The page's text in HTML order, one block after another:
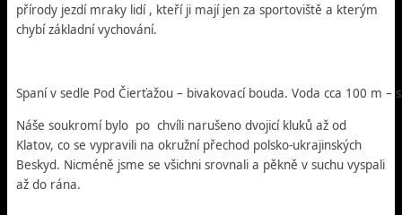
přírody jezdí mraky lidí , kteří ji mají jen za sportoviště a kterým
chybí základní vychování.
Spaní v sedle Pod Čierťažou – bivakovací bouda. Voda cca 100 m –
Náše soukromí bylo po chvíli narušeno dvojicí kluků až od
Klatov, co se vypravili na okružní přechod polsko-ukrajinských
Beskyd. Nicméně jsme se všichni srovnali a pěkně v suchu vyspali
až do rána.